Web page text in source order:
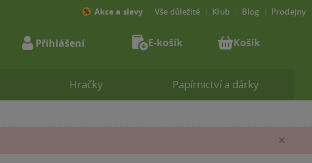
Hračky Papírnictví a dárky
Akce a slevy Vše důležité Klub Blog Prodejny
Přihlášení E-košík Košík